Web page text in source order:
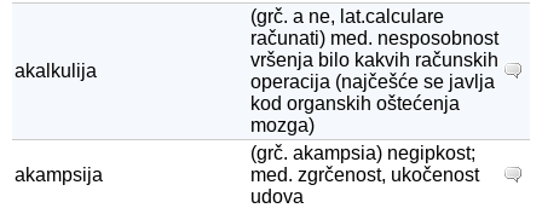
akalkulija
(grč. a ne, lat.calculare
računati) med. nesposobnost
vršenja bilo kakvih računskih
operacija (najčešće se javlja
kod organskih oštećenja
mozga)
akampsija
(grč. akampsia) negipkost;
med. zgrčenost, ukočenost
udova